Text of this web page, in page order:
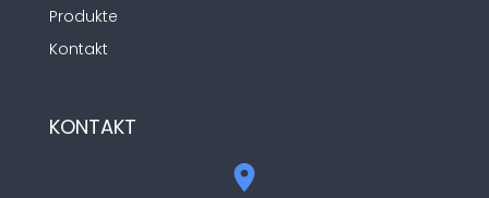
Produkte
Kontakt
KONTAKT